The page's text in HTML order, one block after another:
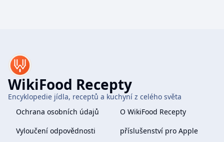
WikiFood Recepty
Encyklopedie jídla, receptů a kuchyní z celého světa
Ochrana osobních údajů
O WikiFood Recepty
Vyloučení odpovědnosti
příslušenství pro Apple